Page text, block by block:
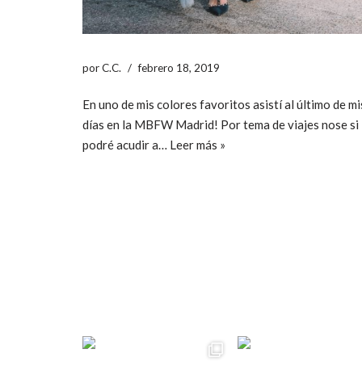
porC.C. febrero 18, 2019
En uno de mis colores favoritos asistí al último de
días en la MBFW Madrid! Por tema de viajes nose si
podré acudir a… Leer más »